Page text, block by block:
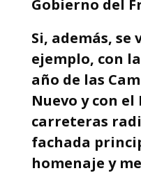
Gobierno del
Si, además, se
ejemplo, con
año de las
Nuevo y con
carreteras
fachada
homenaje y